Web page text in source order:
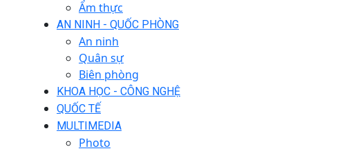
Ẩm thực
AN NINH - QUỐC PHÒNG
An ninh
Quân sự
Biên phòng
KHOA HỌC - CÔNG NGHỆ
QUỐC TẾ
MULTIMEDIA
Photo